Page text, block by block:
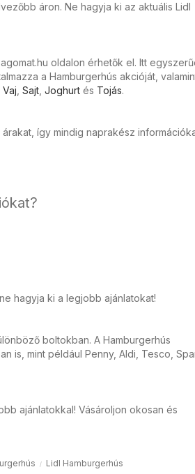
áron. Ne hagyja ki az aktuális Lidl
oldalon érhetők el. Itt
a Hamburgerhús akcióját,
Vaj Sajt Joghurt és Tojás.
így mindig naprakész
hagyja ki a legjobb ajánlatokat!
boltokban. A Hamburgerhús
is, mint például Penny, Aldi, Tesco,
ajánlatokkal! Vásároljon okosan és
Lidl Hamburgerhús